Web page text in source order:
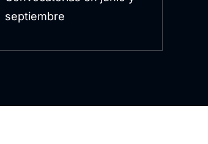
septiembre